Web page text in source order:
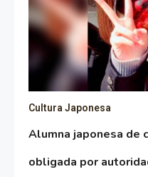
Cultura Japonesa
Alumna japonesa de
obligada por